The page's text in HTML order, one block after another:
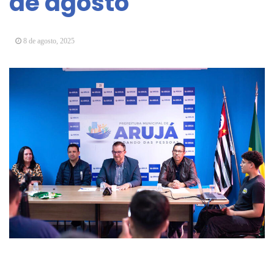
Arujá promove 2º encontro da Jornada de
dos Ipês
8 de agosto, 2025